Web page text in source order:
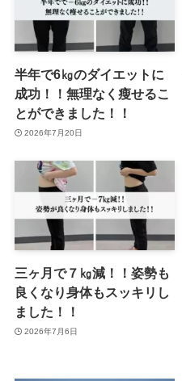
半年で6㎏のダイエットに
成功！！無理なく瘦せるこ
とができました！！
2026年7月20日
三ヶ月で７㎏減！！姿勢も
良くなり身体もスッキリし
ました！！
2026年7月6日